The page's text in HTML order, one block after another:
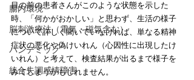
腸内環境
脳刺激療法（電気・磁気含む）
パンデミック
統合失調感情障害
目の前の患者さんがこのような状態を示した
時、「何かがおかしい」と思わず、生活の様子
について詳しく聞いていなければ、単なる精神
症状の悪化や偽けいれん（心因性に出現したけ
いれん）と考えて、検査結果が出るまで様子を
みてしまうかもしれません。